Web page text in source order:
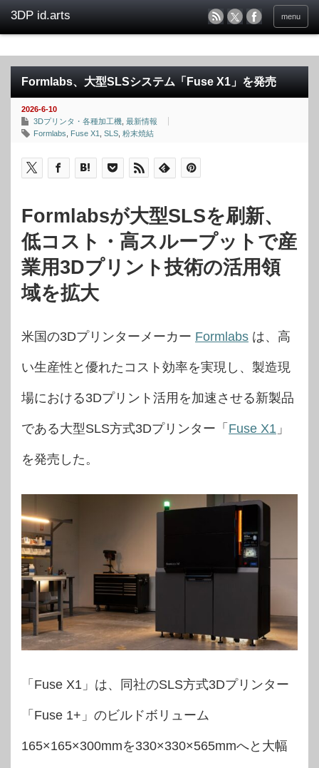
menu
Formlabs、大型SLSシステム「Fuse X1」を発売
2026-6-10
3Dプリンタ・各種加工機 最新情報
Formlabs
Fuse X1 SLS 粉末焼結
Formlabsが大型SLSを刷新、
低コスト・高スループットで産
業用3Dプリント技術の活用領
域を拡大
米国の3Dプリンターメーカー Formlabs は、高
い生産性と優れたコスト効率を実現し、製造現
場における3Dプリント活用を加速させる新製品
である大型SLS方式3Dプリンター「 Fuse X1 」
を発売した。
「Fuse X1」は、同社のSLS方式3Dプリンター
「Fuse 1+」のビルドボリューム
165×165×300mmを330×330×565mmへと大幅